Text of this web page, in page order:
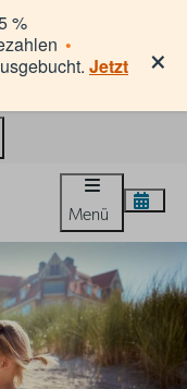
%
•
Jetzt
×
Menü